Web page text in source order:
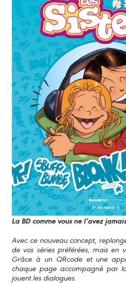
La BD comme vous ne l’avez
Avec ce nouveau concept,
de vos séries préférées, mais en
Grâce à un QRcode et une
chaque page accompagné par
jouent les dialogues.